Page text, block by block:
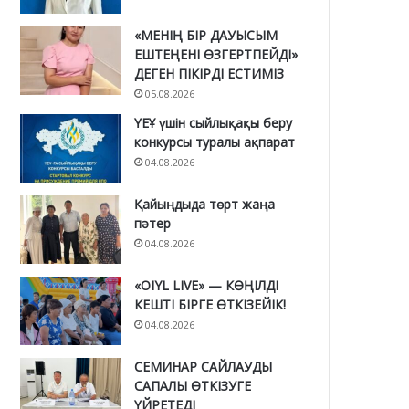
«МЕНІҢ БІР ДАУЫСЫМ
ЕШТЕҢЕНІ ӨЗГЕРТПЕЙДІ»
ДЕГЕН ПІКІРДІ ЕСТИМІЗ
05.08.2026
ҮЕҰ үшін сыйлықақы беру
конкурсы туралы ақпарат
04.08.2026
Қайыңдыда төрт жаңа
пәтер
04.08.2026
«OIYL LIVE» — КӨҢІЛДІ
КЕШТІ БІРГЕ ӨТКІЗЕЙІК!
04.08.2026
СЕМИНАР САЙЛАУДЫ
САПАЛЫ ӨТКІЗУГЕ
ҮЙРЕТЕДІ